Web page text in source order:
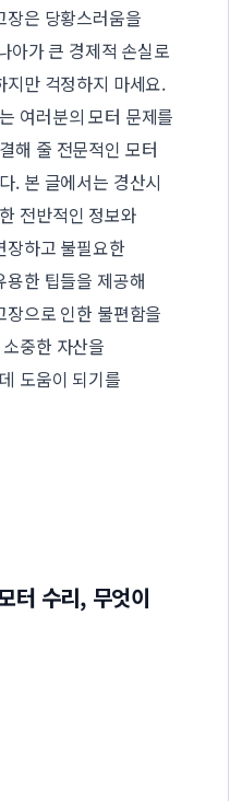
장은 당황스러움을
아가 큰 경제적 손실로
지만 걱정하지 마세요.
여러분의 모터 문제를
해 줄 전문적인 모터
. 본 글에서는 경산시
전반적인 정보와
장하고 불필요한
한 팁들을 제공해
으로 인한 불편함을
중한 자산을
도움이 되기를
터 수리, 무엇이